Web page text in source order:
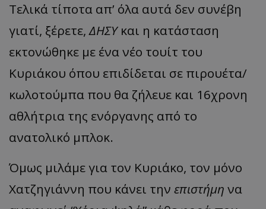
Τελικά τίποτα απ’ όλα αυτά δεν συνέβη
γιατί, ξέρετε,ΔΗΣΥκαι η κατάσταση
εκτονώθηκε με ένα νέο τουίτ του
Κυριάκου όπου επιδίδεται σε πιρουέτα/
κωλοτούμπα που θα ζήλευε και 16χρονη
αθλήτρια της ενόργανης από το
ανατολικό μπλοκ.
Όμως μιλάμε για τον Κυριάκο, τον μόνο
Χατζηγιάννη που κάνει την επιστήμη να